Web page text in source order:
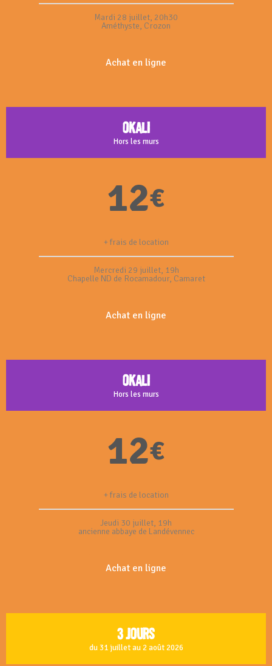
Mardi 28 juillet, 20h30
Améthyste, Crozon
Achat en ligne
Okali
Hors les murs
12€
+ frais de location
Mercredi 29 juillet, 19h
Chapelle ND de Rocamadour, Camaret
Achat en ligne
Okali
Hors les murs
12€
+ frais de location
Jeudi 30 juillet, 19h
ancienne abbaye de Landévennec
Achat en ligne
3 jours
du 31 juillet au 2 août 2026